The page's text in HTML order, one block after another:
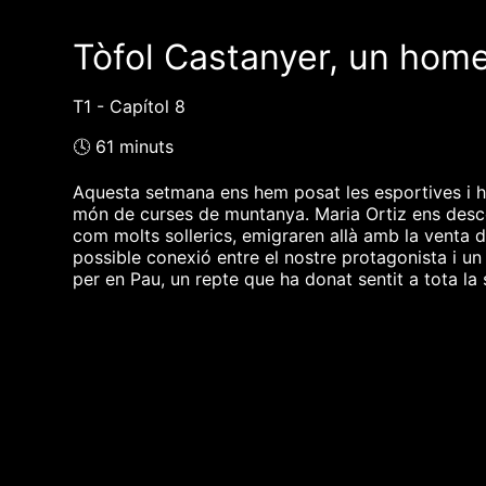
Tòfol Castanyer, un
T1 - Capítol 8
🕓 61 minuts
Aquesta setmana ens hem posat les esportives i
món de curses de muntanya. Maria Ortiz ens
com molts sollerics, emigraren allà amb la venta
possible conexió entre el nostre protagonista i
per en Pau, un repte que ha donat sentit a tota